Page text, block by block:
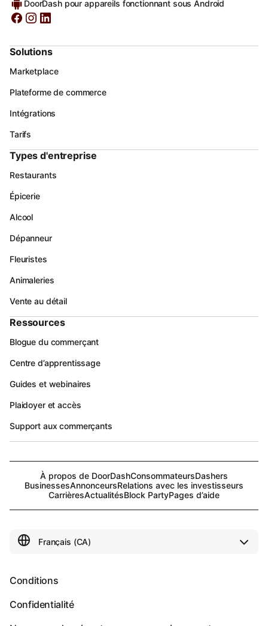
DoorDash pour appareils fonctionnant sous Android
Solutions
Marketplace
Plateforme de commerce
Intégrations
Tarifs
Types d'entreprise
Restaurants
Épicerie
Alcool
Dépanneur
Fleuristes
Animaleries
Vente au détail
Ressources
Blogue du commerçant
Centre d’apprentissage
Guides et webinaires
Plaidoyer et accès
Support aux commerçants
À propos de DoorDashConsommateursDashers
BusinessesAnnonceursRelations avec les investisseurs
CarrièresActualitésBlock PartyPages d’aide
Conditions
Confidentialité